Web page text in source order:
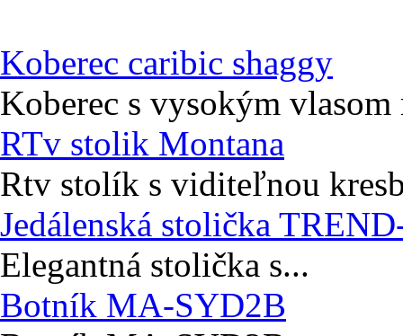
Koberec caribic shaggy
Koberec s vysokým
RTv stolik Montana
Rtv stolík s viditeľnou
Jedálenská stolička
Elegantná stolička s...
Botník MA-SYD2B